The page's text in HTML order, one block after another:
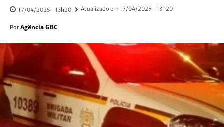
17/04/2025 - 13h20 Atualizado em 17/04/2025 - 13h20
Por Agência GBC